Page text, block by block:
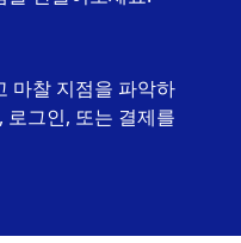
마찰 지점을 파악하
로그인, 또는 결제를